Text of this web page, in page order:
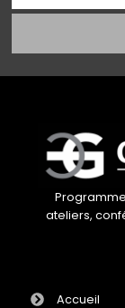
ateliers,
Accueil